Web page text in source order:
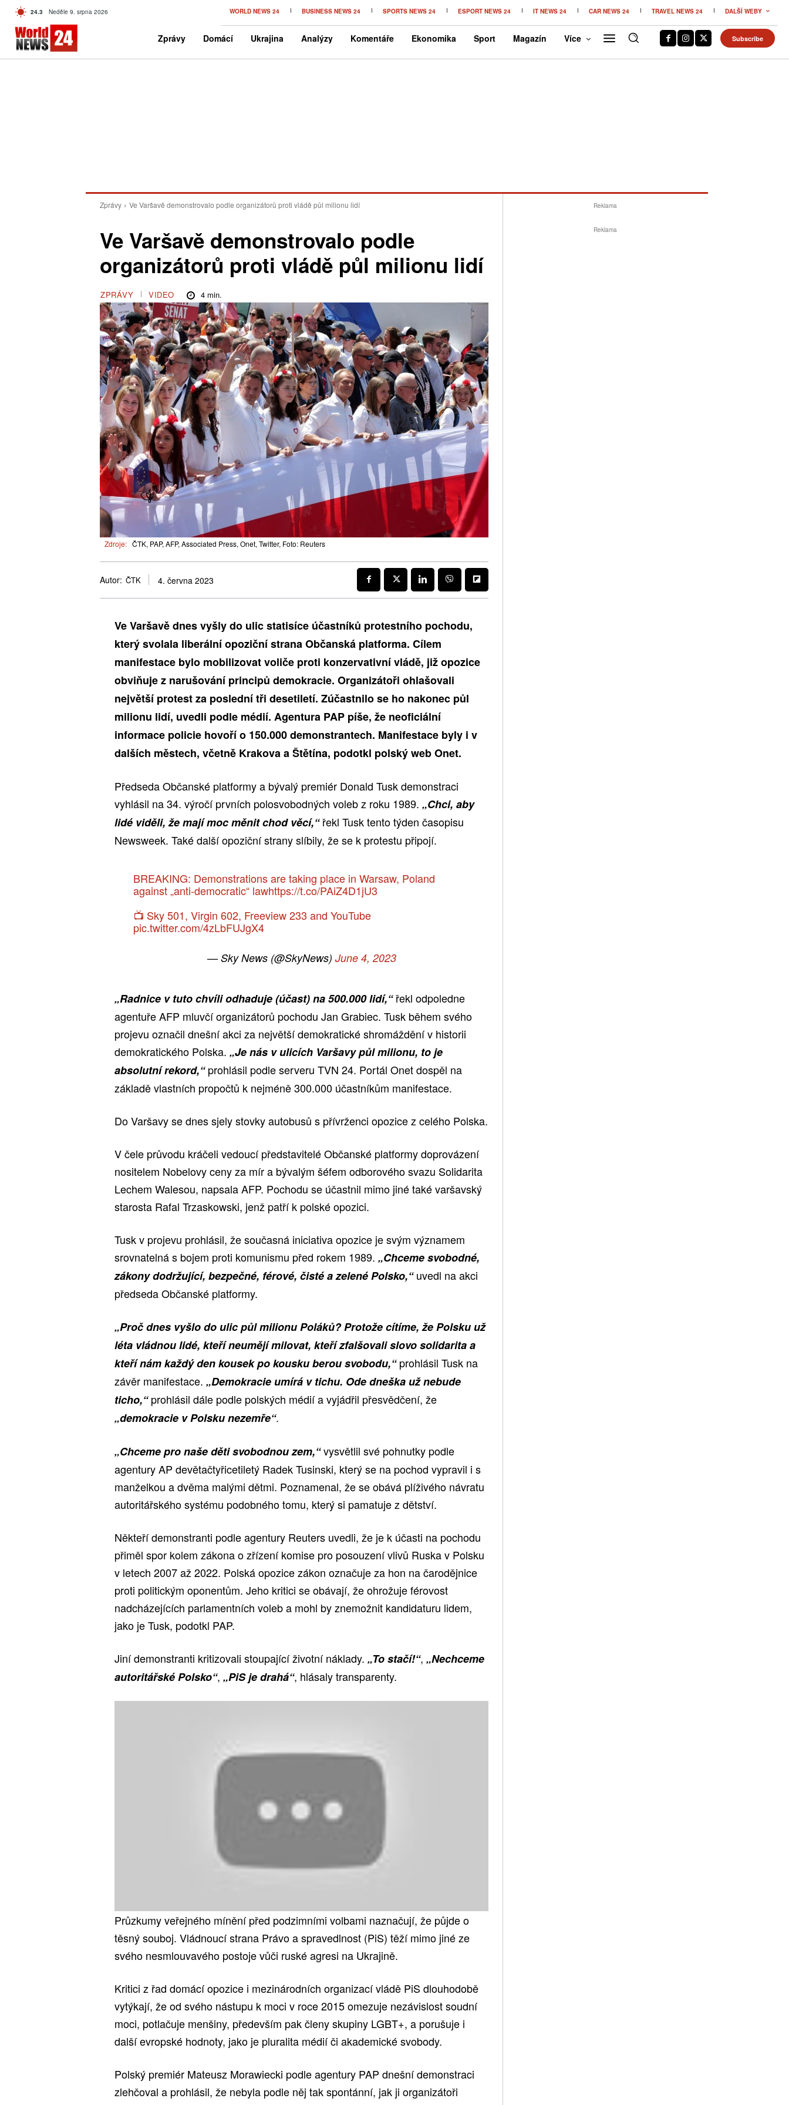
24.3 C Czech
Neděle 9. srpna 2026 WORLD NEWS 24 BUSINESS NEWS 24 SPORTS NEWS 24 ESPORT NEWS 24 IT NEWS 24 CAR NEWS 24 TRAVEL NEWS 24 DALŠÍ WEBY
Zprávy Domácí Ukrajina Analýzy Komentáře Ekonomika Sport Magazín Více Subscribe
Zprávy Ve Varšavě demonstrovalo podle organizátorů proti vládě půl milionu lidí
Ve Varšavě demonstrovalo podle
organizátorů proti vládě půl milionu lidí
ZPRÁVY VIDEO 4min.
Zdroje: ČTK, PAP, AFP, Associated Press, Onet, Twitter, Foto: Reuters
Autor: ČTK 4. června 2023
Ve Varšavě dnes vyšly do ulic statisíce účastníků protestního pochodu,
který svolala liberální opoziční strana Občanská platforma. Cílem
manifestace bylo mobilizovat voliče proti konzervativní vládě, již opozice
obviňuje z narušování principů demokracie. Organizátoři ohlašovali
největší protest za poslední tři desetiletí. Zúčastnilo se ho nakonec půl
milionu lidí, uvedli podle médií. Agentura PAP píše, že neoficiální
informace policie hovoří o 150.000 demonstrantech. Manifestace byly i v
dalších městech, včetně Krakova a Štětína, podotkl polský web Onet.
Předseda Občanské platformy a bývalý premiér Donald Tusk demonstraci
vyhlásil na 34. výročí prvních polosvobodných voleb z roku 1989. „Chci, aby
lidé viděli, že mají moc měnit chod věcí,“řekl Tusk tento týden časopisu
Newsweek. Také další opoziční strany slíbily, že se k protestu připojí.
BREAKING: Demonstrations are taking place in Warsaw, Poland
against „anti-democratic“ lawhttps://t.co/PAiZ4D1jU3
📺 Sky 501, Virgin 602, Freeview 233 and YouTube
pic.twitter.com/4zLbFUJgX4
— Sky News (@SkyNews) June 4, 2023
„Radnice v tuto chvíli odhaduje (účast) na 500.000 lidí,“řekl odpoledne
agentuře AFP mluvčí organizátorů pochodu Jan Grabiec. Tusk během svého
projevu označil dnešní akci za největší demokratické shromáždění v historii
demokratického Polska. „Je nás v ulicích Varšavy půl milionu, to je
absolutní rekord,“prohlásil podle serveru TVN 24. Portál Onet dospěl na
základě vlastních propočtů k nejméně 300.000 účastníkům manifestace.
Do Varšavy se dnes sjely stovky autobusů s přívrženci opozice z celého Polska.
V čele průvodu kráčeli vedoucí představitelé Občanské platformy doprovázení
nositelem Nobelovy ceny za mír a bývalým šéfem odborového svazu Solidarita
Lechem Walesou, napsala AFP. Pochodu se účastnil mimo jiné také varšavský
starosta Rafal Trzaskowski, jenž patří k polské opozici.
Tusk v projevu prohlásil, že současná iniciativa opozice je svým významem
srovnatelná s bojem proti komunismu před rokem 1989. „Chceme svobodné,
zákony dodržující, bezpečné, férové, čisté a zelené Polsko,“uvedl na akci
předseda Občanské platformy.
„Proč dnes vyšlo do ulic půl milionu Poláků? Protože cítíme, že Polsku už
léta vládnou lidé, kteří neumějí milovat, kteří zfalšovali slovo solidarita a
kteří nám každý den kousek po kousku berou svobodu,“prohlásil Tusk na
závěr manifestace. „Demokracie umírá v tichu. Ode dneška už nebude
ticho,“prohlásil dále podle polských médií a vyjádřil přesvědčení, že
„demokracie v Polsku nezemře“.
„Chceme pro naše děti svobodnou zem,“vysvětlil své pohnutky podle
agentury AP devětačtyřicetiletý Radek Tusinski, který se na pochod vypravil i s
manželkou a dvěma malými dětmi. Poznamenal, že se obává plíživého návratu
autoritářského systému podobného tomu, který si pamatuje z dětství.
Někteří demonstranti podle agentury Reuters uvedli, že je k účasti na pochodu
přiměl spor kolem zákona o zřízení komise pro posouzení vlivů Ruska v Polsku
v letech 2007 až 2022. Polská opozice zákon označuje za hon na čarodějnice
proti politickým oponentům. Jeho kritici se obávají, že ohrožuje férovost
nadcházejících parlamentních voleb a mohl by znemožnit kandidaturu lidem,
jako je Tusk, podotkl PAP.
Jiní demonstranti kritizovali stoupající životní náklady. „To stačí!“, „Nechceme
autoritářské Polsko“, „PiS je drahá“, hlásaly transparenty.
Průzkumy veřejného mínění před podzimními volbami naznačují, že půjde o
těsný souboj. Vládnoucí strana Právo a spravedlnost (PiS) těží mimo jiné ze
svého nesmlouvavého postoje vůči ruské agresi na Ukrajině.
Kritici z řad domácí opozice i mezinárodních organizací vládě PiS dlouhodobě
vytýkají, že od svého nástupu k moci v roce 2015 omezuje nezávislost soudní
moci, potlačuje menšiny, především pak členy skupiny LGBT+, a porušuje i
další evropské hodnoty, jako je pluralita médií či akademické svobody.
Polský premiér Mateusz Morawiecki podle agentury PAP dnešní demonstraci
zlehčoval a prohlásil, že nebyla podle něj tak spontánní, jak ji organizátoři
Reklama
Reklama